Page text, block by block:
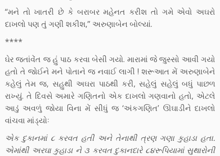
“મને તો ખાતરી છે કે બરાબર મહેનત કરીશ તો ગમે એવો અઘરો
દાખલો પણ તું ગણી શકીશ,” અરુણાબેન બોલ્યાં.
****
ઘેર જતાંવેંત જ હું પાઠ કરવા બેસી ગયો. મારામાં જે જુસ્સો આવી ગયો
હતો તે જોઈને મને પોતાને જ નવાઈ લાગી ! શરૂઆત મેં અરુણાબેને
કહેલું તેમ જ, સહુથી અઘરા પાઠથી કરી, સહેલું સહેલું બધું પાછળ
રાખ્યું. તે દિવસે અમારે ગણિતનો એક દાખલો ગણવાનો હતો, એટલે
આડું અવળું જોયા વિના મેં સીધું જ ‘અંકગણિત’ ઊઘાડીને દાખલો
વાંચવા માંડ્યોઃ
એક દુકાનમાં ૮ કરવત હતી અને તેનાથી ત્રણ ગણા કુહાડા હતા.
એમાંથી અરઘા કુહાડા ને ૩ કરવત દુકાનદારે ૮૪રૂપિયામાં સુથારોની